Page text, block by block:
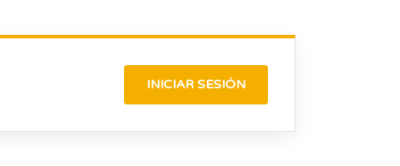
INICIAR SESIÓN